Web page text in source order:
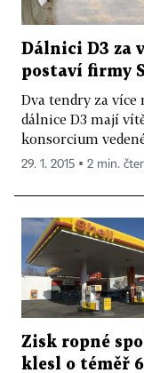
Dálnici D3 za
postaví firmy
Dva tendry za
dálnice D3 mají
konsorcium
29. 1. 2015 ▪ 2 min.
Zisk ropné
klesl o téměř